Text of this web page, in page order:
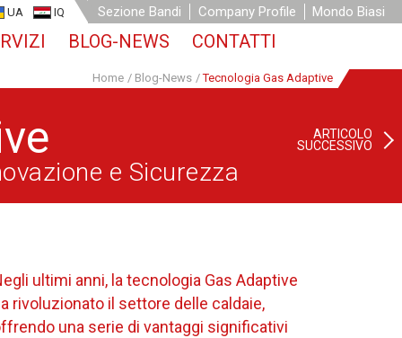
UA IQ Sezione Bandi Company Profile Mondo Biasi
BLOG-NEWS CONTATTI
Home / Blog-News / Tecnologia Gas Adaptive
ARTICOLO
SUCCESSIVO
e Sicurezza
ultimi anni, la tecnologia Gas Adaptive
rivoluzionato il settore delle caldaie,
una serie di vantaggi significativi